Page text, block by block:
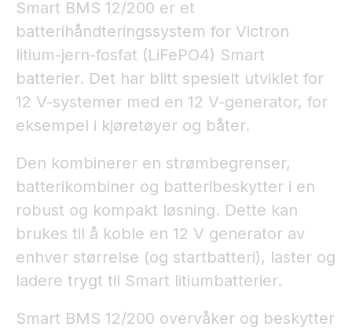
Smart BMS 12/200 er et
batterihåndteringssystem for Victron
litium-jern-fosfat (LiFePO4) Smart
batterier. Det har blitt spesielt utviklet for
12 V-systemer med en 12 V-generator, for
eksempel i kjøretøyer og båter.
Den kombinerer en strømbegrenser,
batterikombiner og batteribeskytter i en
robust og kompakt løsning. Dette kan
brukes til å koble en 12 V generator av
enhver størrelse (og startbatteri), laster og
ladere trygt til Smart litiumbatterier.
Smart BMS 12/200 overvåker og beskytter